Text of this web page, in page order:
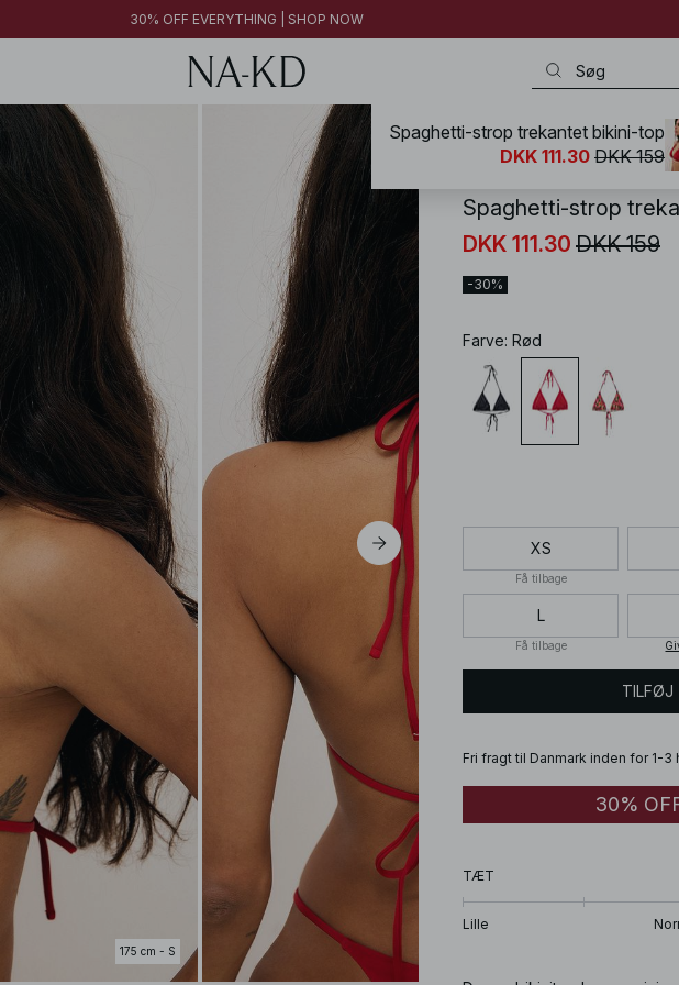
FINAL SALE | SHOP NOW
FINAL SALE | SHOP NOW
30% OFF EVERYTHING | SHOP NOW
175 cm - S
NA-KD / Badetøj / Bikinier /
Spaghetti-strop
DKK 111.30 DKK 159
-30%
Farve: Rød
XS
Få tilbage
L
Få tilbage
TILFØJ
Fri fragt til Danmark inden for 1-
30%
TÆT
Lille
Spaghetti-strop trekantet bikini-top
DKK 111.30 DKK 159